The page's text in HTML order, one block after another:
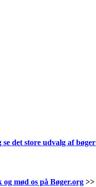
se det store udvalg af bøger
og mød os på Bøger.org>>